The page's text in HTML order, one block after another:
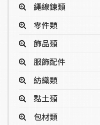
繩線鍊類
零件類
飾品類
服飾配件
紡織類
黏土類
包材類